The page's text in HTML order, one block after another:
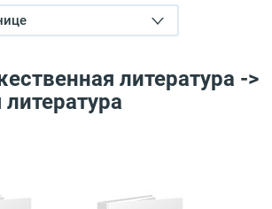
литература ->